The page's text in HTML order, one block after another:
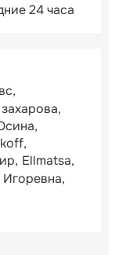
24 часа
Ellmatsa